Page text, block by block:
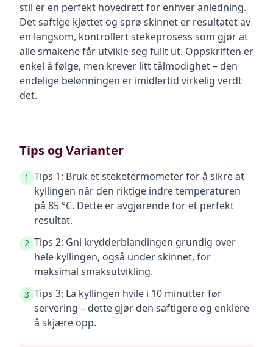
stil er en perfekt hovedrett for enhver anledning.
Det saftige kjøttet og sprø skinnet er resultatet av
en langsom, kontrollert stekeprosess som gjør at
alle smakene får utvikle seg fullt ut. Oppskriften er
enkel å følge, men krever litt tålmodighet – den
endelige belønningen er imidlertid virkelig verdt
det.
Tips og Varianter
1 Tips 1: Bruk et steketermometer for å sikre at
kyllingen når den riktige indre temperaturen
på 85 °C. Dette er avgjørende for et perfekt
resultat.
2 Tips 2: Gni krydderblandingen grundig over
hele kyllingen, også under skinnet, for
maksimal smaksutvikling.
3 Tips 3: La kyllingen hvile i 10 minutter før
servering – dette gjør den saftigere og enklere
å skjære opp.